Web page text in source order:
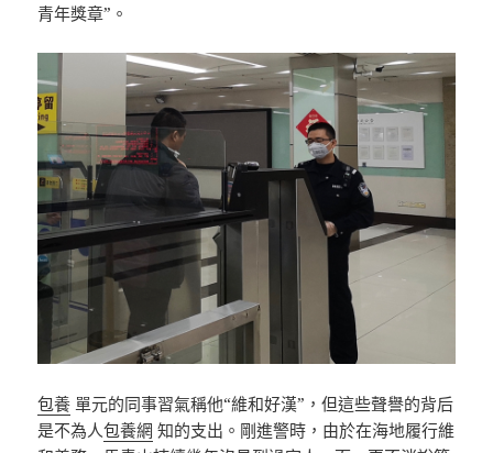
青年獎章”。
包養 單元的同事習氣稱他“維和好漢”，但這些聲譽的背后
是不為人包養網 知的支出。剛進警時，由於在海地履行維